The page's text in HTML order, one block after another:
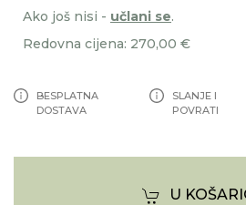
Ako još nisi - učlani se.
Redovna cijena: 270,00 €
BESPLATNA
DOSTAVA
SLANJE I
POVRATI
U